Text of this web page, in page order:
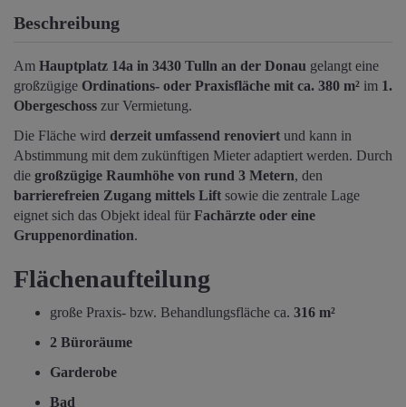
Beschreibung
Am Hauptplatz 14a in 3430 Tulln an der Donau gelangt eine
großzügige Ordinations- oder Praxisfläche mit ca. 380 m² im 1.
Obergeschoss zur Vermietung.
Die Fläche wird derzeit umfassend renoviert und kann in
Abstimmung mit dem zukünftigen Mieter adaptiert werden. Durch
die großzügige Raumhöhe von rund 3 Metern, den
barrierefreien Zugang mittels Lift sowie die zentrale Lage
eignet sich das Objekt ideal für Fachärzte oder eine
Gruppenordination.
Flächenaufteilung
große Praxis- bzw. Behandlungsfläche ca. 316 m²
2 Büroräume
Garderobe
Bad